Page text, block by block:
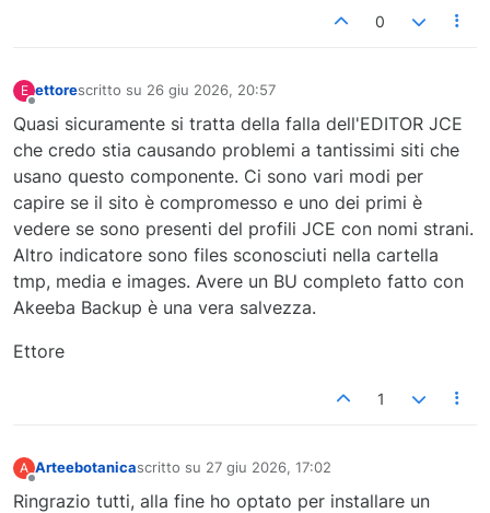
0
E ettorescritto su 26 giu 2026, 20:57
ultima modifica di
Quasi sicuramente si tratta della falla dell'EDITOR JCE
che credo stia causando problemi a tantissimi siti che
usano questo componente. Ci sono vari modi per
capire se il sito è compromesso e uno dei primi è
vedere se sono presenti del profili JCE con nomi strani.
Altro indicatore sono files sconosciuti nella cartella
tmp, media e images. Avere un BU completo fatto con
Akeeba Backup è una vera salvezza.
Ettore
1
A Arteebotanicascritto su 27 giu 2026, 17:02
ultima modifica di
Ringrazio tutti, alla fine ho optato per installare un